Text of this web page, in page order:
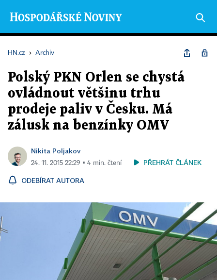
HN.cz › Archiv
Polský PKN Orlen se chystá
ovládnout většinu trhu
prodeje paliv v Česku. Má
zálusk na benzínky OMV
Nikita Poljakov
24. 11. 2015 22:29 ▪ 4 min. čtení PŘEHRÁT ČLÁNEK
ODEBÍRAT AUTORA